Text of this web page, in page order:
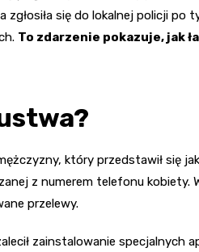
się do lokalnej policji po
To zdarzenie pokazuje, jak
który przedstawił się
z numerem telefonu kobiety.
przelewy.
zainstalowanie specjalnych